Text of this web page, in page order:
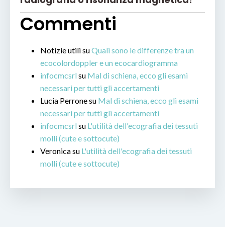
Commenti
Notizie utilisuQuali sono le differenze tra un
ecocolordoppler e un ecocardiogramma
infocmcsrl su Mal di schiena, ecco gli esami
necessari per tutti gli accertamenti
Lucia Perronesu Mal di schiena, ecco gli esami
necessari per tutti gli accertamenti
infocmcsrl su L'utilità dell'ecografia dei tessuti
molli (cute e sottocute)
Veronicasu L'utilità dell'ecografia dei tessuti
molli (cute e sottocute)